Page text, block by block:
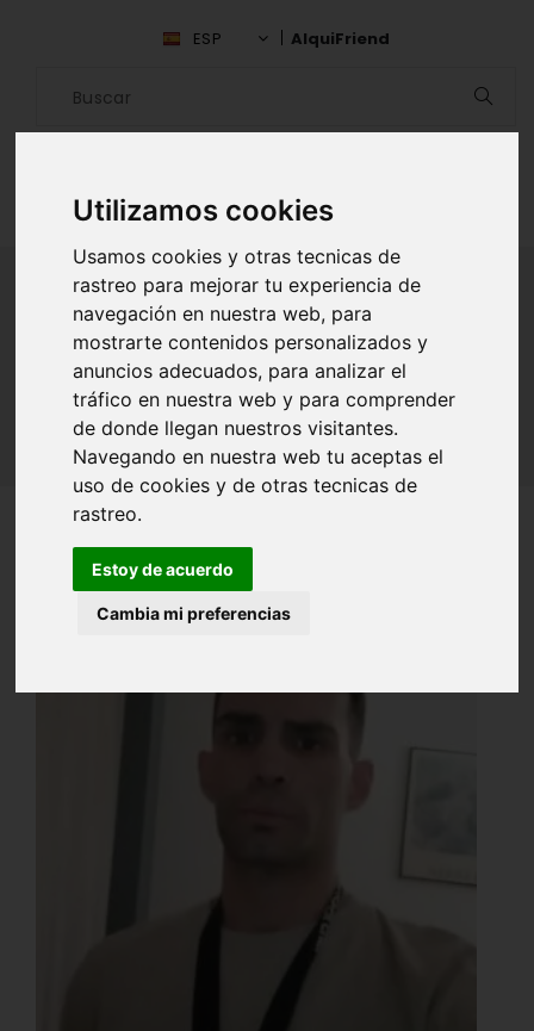
Utilizamos cookies
Usamos cookies y otras tecnicas de
rastreo para mejorar tu experiencia de
navegación en nuestra web, para
mostrarte contenidos personalizados y
anuncios adecuados, para analizar el
tráfico en nuestra web y para comprender
de donde llegan nuestros visitantes.
Navegando en nuestra web tu aceptas el
uso de cookies y de otras tecnicas de
rastreo.
Estoy de acuerdo
Cambia mi preferencias
ESP AlquiFriend
ALQUILAR AMIGO
Inicio Amigos Madrid